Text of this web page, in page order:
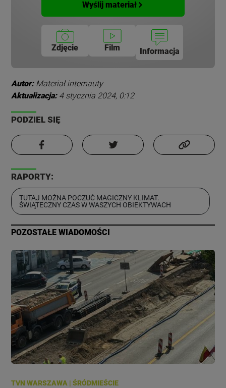
Wyślij materiał
Zdjęcie Film Informacja
Autor: Materiał internauty
Aktualizacja: 4 stycznia 2024, 0:12
PODZIEL SIĘ
RAPORTY:
TUTAJ MOŻNA POCZUĆ MAGICZNY KLIMAT.
ŚWIĄTECZNY CZAS W WASZYCH OBIEKTYWACH
POZOSTAŁE WIADOMOŚCI
TVN WARSZAWA |ŚRÓDMIEŚCIE